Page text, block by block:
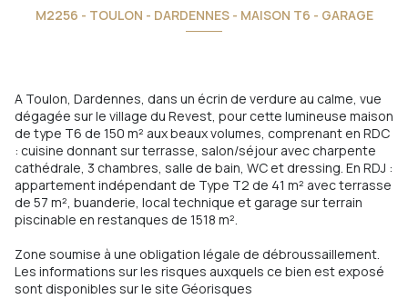
M2256 - TOULON - DARDENNES - MAISON T6 - GARAGE
A Toulon, Dardennes, dans un écrin de verdure au calme, vue
dégagée sur le village du Revest, pour cette lumineuse maison
de type T6 de 150 m² aux beaux volumes, comprenant en RDC
: cuisine donnant sur terrasse, salon/séjour avec charpente
cathédrale, 3 chambres, salle de bain, WC et dressing. En RDJ :
appartement indépendant de Type T2 de 41 m² avec terrasse
de 57 m², buanderie, local technique et garage sur terrain
piscinable en restanques de 1518 m².
Zone soumise à une obligation légale de débroussaillement.
Les informations sur les risques auxquels ce bien est exposé
sont disponibles sur le site Géorisques